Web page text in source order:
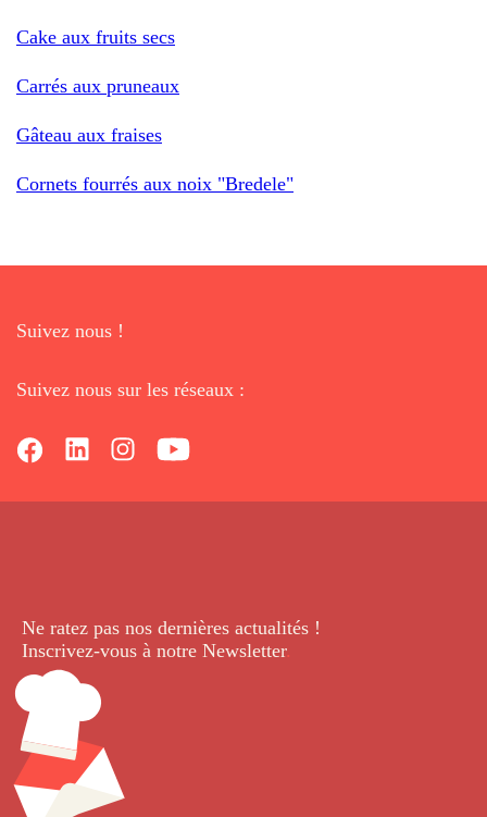
Cake aux fruits secs
Carrés aux pruneaux
Gâteau aux fraises
Cornets fourrés aux noix "Bredele"
Suivez nous !
Suivez nous sur les réseaux :
Ne ratez pas nos dernières actualités !
Inscrivez-vous à notre Newsletter.